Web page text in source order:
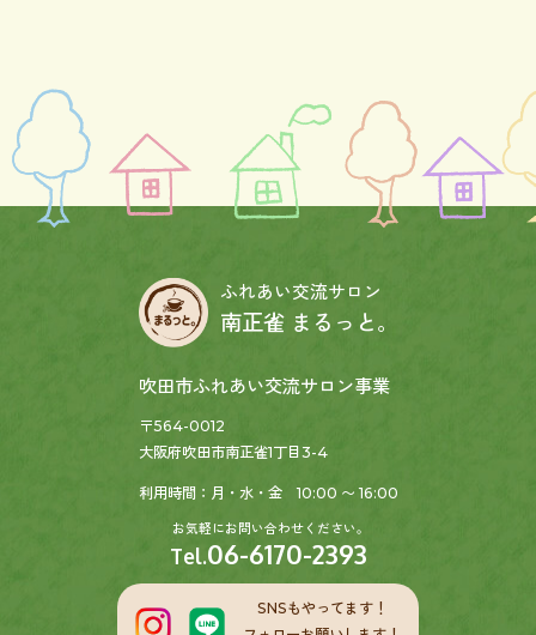
ふれあい交流サロン
南正雀 まるっと。
吹田市ふれあい交流サロン事業
〒564-0012
大阪府吹田市南正雀1丁目3-4
利用時間：月・水・金 10:00 〜 16:00
お気軽にお問い合わせください。
Tel.06-6170-2393
SNSもやってます！